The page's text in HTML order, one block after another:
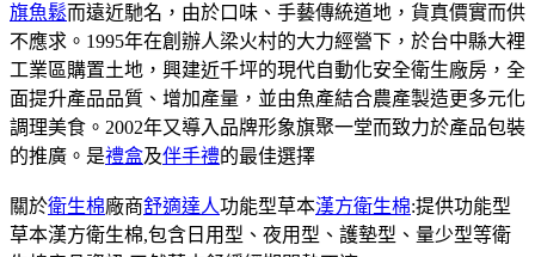
旗魚鬆而遠近馳名，由於口味、手藝傳統道地，貨真價實而供
不應求。1995年在創辦人梁火村的大力經營下，於台中縣大裡
工業區購置土地，興建近千坪的現代自動化安全衛生廠房，全
面提升產品品質、增加產量，並由魚產結合農產製造更多元化
調理美食。2002年又導入品牌形象旗聚一堂而致力於產品包裝
的推廣。是禮盒及伴手禮的最佳選擇
關於衛生棉廠商舒適達人功能型草本漢方衛生棉:提供功能型
草本漢方衛生棉,包含日用型、夜用型、護墊型、量少型等衛